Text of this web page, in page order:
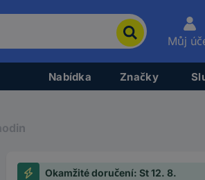
Můj
Nabídka Značky
Okamžité doručení: St 12. 8.